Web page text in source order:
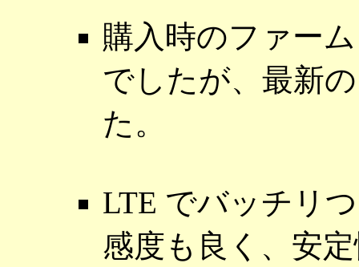
購入時のファー
でしたが、最新
た。
LTE でバッチリ
感度も良く、安